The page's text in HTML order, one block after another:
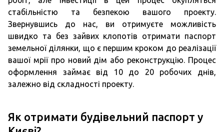
стабільністю та безпекою вашого проекту.
Звернувшись до нас, ви отримуєте можливість
швидко та без зайвих клопотів отримати паспорт
земельної ділянки, що є першим кроком до реалізації
вашої мрії про новий дім або реконструкцію. Процес
оформлення займає від 10 до 20 робочих днів,
залежно від складності проекту.
Як отримати будівельний паспорт у